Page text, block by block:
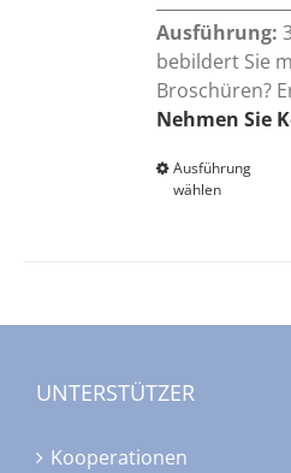
Ausführung:
bebildert Sie
Broschüren?
Nehmen Sie
Ausführung
wählen
UNTERSTÜTZER
Kooperationen